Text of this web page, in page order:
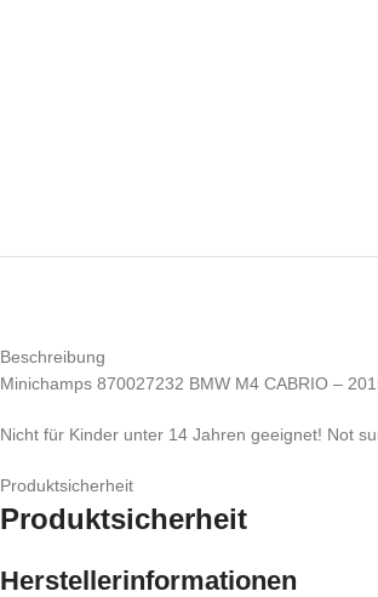
Beschreibung
Minichamps 870027232 BMW M4 CABRIO –
Nicht für Kinder unter 14 Jahren geeignet! Not
Produktsicherheit
Produktsicherheit
Herstellerinformationen